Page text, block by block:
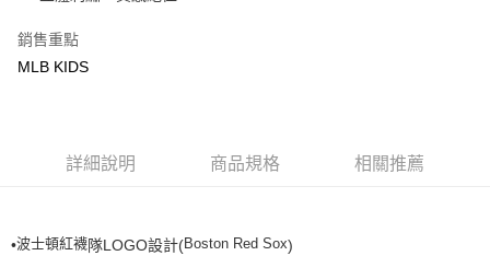
每筆NT$60，滿NT$499(含以上)免運費
7-11取貨付款<未取貨列黑名單/不支援離島取退>
每筆NT$60，滿NT$499(含以上)免運費
銷售重點
MLB KIDS
詳細說明 商品規格 相關推薦
•波士頓紅襪隊LOGO設計(Boston Red Sox)